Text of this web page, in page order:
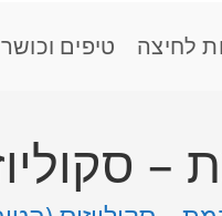
לחיצה טיפים וכושר
–